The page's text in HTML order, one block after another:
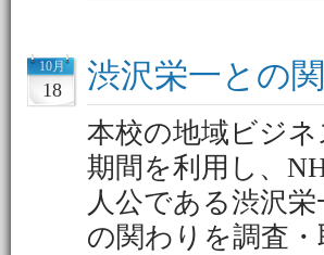
10月
18 渋沢栄一との
本校の地域ビジ
期間を利用し、
人公である渋沢
の関わりを調査